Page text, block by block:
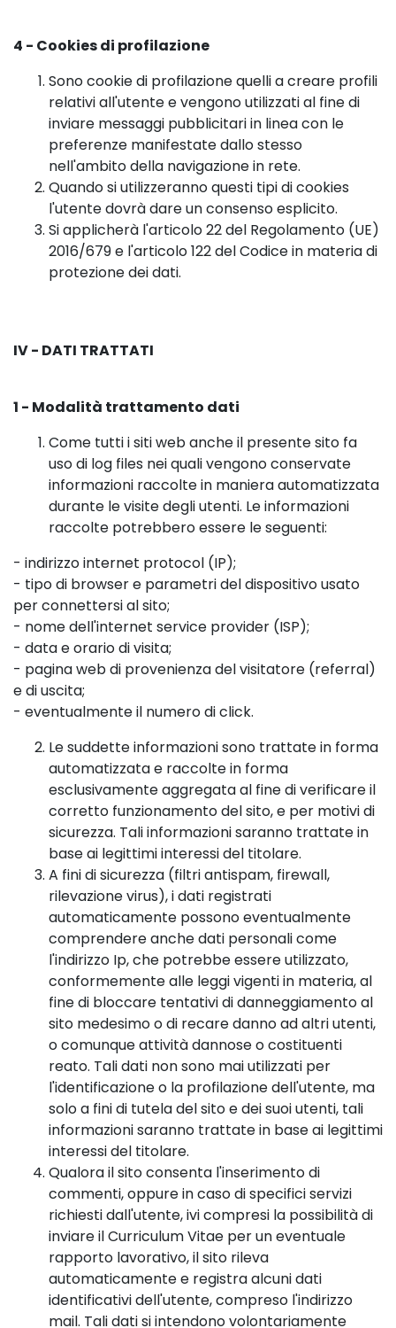
4 - Cookies di profilazione
Sono cookie di profilazione quelli a creare profili
relativi all'utente e vengono utilizzati al fine di
inviare messaggi pubblicitari in linea con le
preferenze manifestate dallo stesso
nell'ambito della navigazione in rete.
Quando si utilizzeranno questi tipi di cookies
l'utente dovrà dare un consenso esplicito.
Si applicherà l'articolo 22 del Regolamento (UE)
2016/679 e l'articolo 122 del Codice in materia di
protezione dei dati.
IV - DATI TRATTATI
1 - Modalità trattamento dati
Come tutti i siti web anche il presente sito fa
uso di log files nei quali vengono conservate
informazioni raccolte in maniera automatizzata
durante le visite degli utenti. Le informazioni
raccolte potrebbero essere le seguenti:
- indirizzo internet protocol (IP);
- tipo di browser e parametri del dispositivo usato
per connettersi al sito;
- nome dell'internet service provider (ISP);
- data e orario di visita;
- pagina web di provenienza del visitatore (referral)
e di uscita;
- eventualmente il numero di click.
Le suddette informazioni sono trattate in forma
automatizzata e raccolte in forma
esclusivamente aggregata al fine di verificare il
corretto funzionamento del sito, e per motivi di
sicurezza. Tali informazioni saranno trattate in
base ai legittimi interessi del titolare.
A fini di sicurezza (filtri antispam, firewall,
rilevazione virus), i dati registrati
automaticamente possono eventualmente
comprendere anche dati personali come
l'indirizzo Ip, che potrebbe essere utilizzato,
conformemente alle leggi vigenti in materia, al
fine di bloccare tentativi di danneggiamento al
sito medesimo o di recare danno ad altri utenti,
o comunque attività dannose o costituenti
reato. Tali dati non sono mai utilizzati per
l'identificazione o la profilazione dell'utente, ma
solo a fini di tutela del sito e dei suoi utenti, tali
informazioni saranno trattate in base ai legittimi
interessi del titolare.
Qualora il sito consenta l'inserimento di
commenti, oppure in caso di specifici servizi
richiesti dall'utente, ivi compresi la possibilità di
inviare il Curriculum Vitae per un eventuale
rapporto lavorativo, il sito rileva
automaticamente e registra alcuni dati
identificativi dell'utente, compreso l'indirizzo
mail. Tali dati si intendono volontariamente